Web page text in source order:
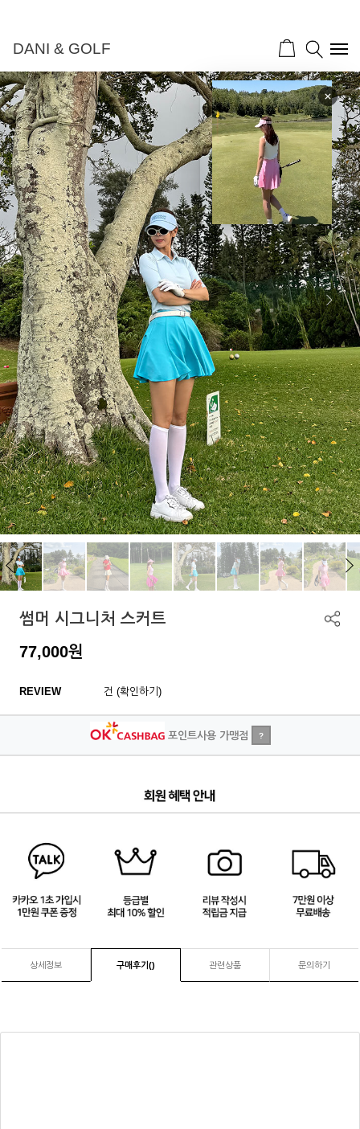
DANI & GOLF
썸머 시그니처 스커트
77,000원
REVIEW 건 (확인하기)
포인트사용 가맹점 ?
상세정보 구매후기() 관련상품 문의하기